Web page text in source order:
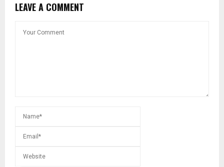
LEAVE A COMMENT